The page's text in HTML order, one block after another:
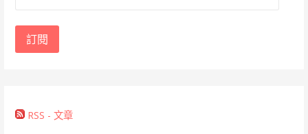
地
訂閱
RSS - 文章